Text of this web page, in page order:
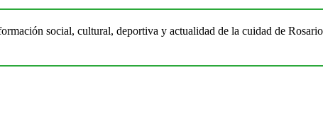
social, cultural, deportiva y actualidad de la cuidad de